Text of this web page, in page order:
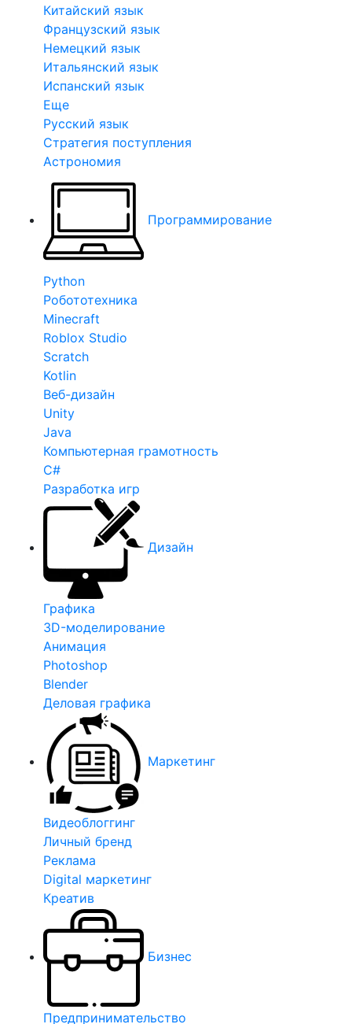
Китайский язык
Французский язык
Немецкий язык
Итальянский язык
Испанский язык
Еще
Русский язык
Стратегия поступления
Астрономия
Программирование
Python
Робототехника
Minecraft
Roblox Studio
Scratch
Kotlin
Веб-дизайн
Unity
Java
Компьютерная грамотность
C#
Разработка игр
Дизайн
Графика
3D-моделирование
Анимация
Photoshop
Blender
Деловая графика
Маркетинг
Видеоблоггинг
Личный бренд
Реклама
Digital маркетинг
Креатив
Бизнес
Предпринимательство